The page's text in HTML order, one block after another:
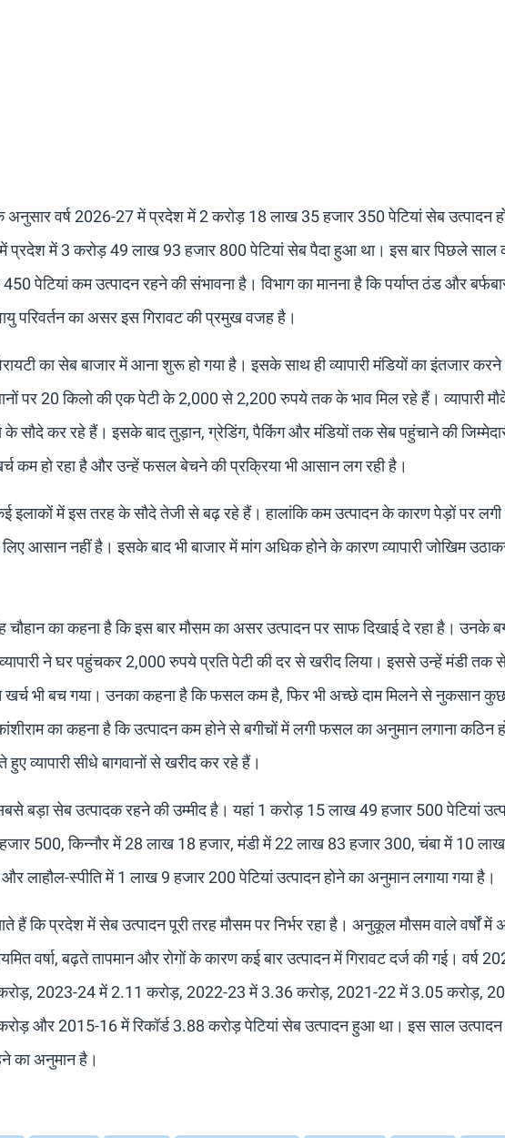
अनुसार वर्ष 2026-27 में प्रदेश में 2 करोड़ 18 लाख 35 हजार 350 पेटियां सेब उत्पादन
प्रदेश में 3 करोड़ 49 लाख 93 हजार 800 पेटियां सेब पैदा हुआ था। इस बार पिछले साल
पेटियां कम उत्पादन रहने की संभावना है। विभाग का मानना है कि पर्याप्त ठंड और
परिवर्तन का असर इस गिरावट की प्रमुख वजह है।
का सेब बाजार में आना शुरू हो गया है। इसके साथ ही व्यापारी मंडियों का इंतजार
पर 20 किलो की एक पेटी के 2,000 से 2,200 रुपये तक के भाव मिल रहे हैं। व्यापारी
कर रहे हैं। इसके बाद तुड़ान, ग्रेडिंग, पैकिंग और मंडियों तक सेब पहुंचाने की
कम हो रहा है और उन्हें फसल बेचने की प्रक्रिया भी आसान लग रही है।
इलाकों में इस तरह के सौदे तेजी से बढ़ रहे हैं। हालांकि कम उत्पादन के कारण पेड़ों पर
लिए आसान नहीं है। इसके बाद भी बाजार में मांग अधिक होने के कारण व्यापारी जोखिम
चौहान का कहना है कि इस बार मौसम का असर उत्पादन पर साफ दिखाई दे रहा है। उनके
व्यापारी ने घर पहुंचकर 2,000 रुपये प्रति पेटी की दर से खरीद लिया। इससे उन्हें मंडी तक
खर्च भी बच गया। उनका कहना है कि फसल कम है, फिर भी अच्छे दाम मिलने से नुकसान
का कहना है कि उत्पादन कम होने से बगीचों में लगी फसल का अनुमान लगाना कठिन
व्यापारी सीधे बागवानों से खरीद कर रहे हैं।
बड़ा सेब उत्पादक रहने की उम्मीद है। यहां 1 करोड़ 15 लाख 49 हजार 500 पेटियां
500, किन्नौर में 28 लाख 18 हजार, मंडी में 22 लाख 83 हजार 300, चंबा में 10
लाहौल-स्पीति में 1 लाख 9 हजार 200 पेटियां उत्पादन होने का अनुमान लगाया गया है।
कि प्रदेश में सेब उत्पादन पूरी तरह मौसम पर निर्भर रहा है। अनुकूल मौसम वाले वर्षों में
वर्षा, बढ़ते तापमान और रोगों के कारण कई बार उत्पादन में गिरावट दर्ज की गई। वर्ष
2023-24 में 2.11 करोड़, 2022-23 में 3.36 करोड़, 2021-22 में 3.05 करोड़,
और 2015-16 में रिकॉर्ड 3.88 करोड़ पेटियां सेब उत्पादन हुआ था। इस साल उत्पादन
का अनुमान है।